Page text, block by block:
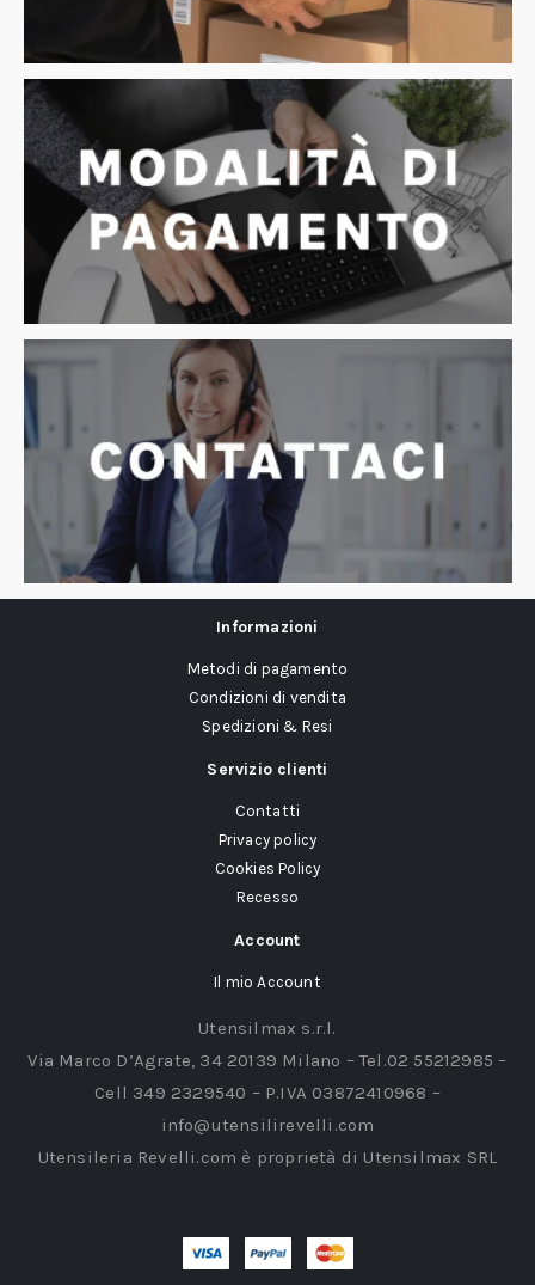
Informazioni
Metodi di pagamento
Condizioni di vendita
Spedizioni & Resi
Servizio clienti
Contatti
Privacy policy
Cookies Policy
Recesso
Account
Il mio Account
Utensilmax s.r.l.
Via Marco D’Agrate, 34 20139 Milano – Tel.02 55212985 –
Cell 349 2329540 – P.IVA 03872410968 –
info@utensilirevelli.com
Utensileria Revelli.com è proprietà di Utensilmax SRL